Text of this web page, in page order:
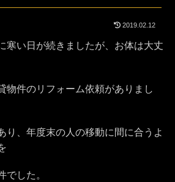
2019.02.12
寒い日が続きましたが、お体は大丈
物件のリフォーム依頼がありまし
り、年度末の人の移動に間に合うよ
でした。